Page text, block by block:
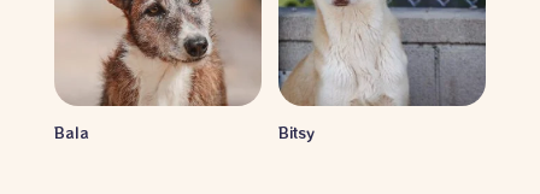
Bala Bitsy